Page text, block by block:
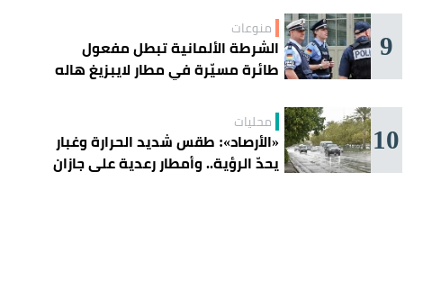
9 منوعات
الشرطة الألمانية تبطل مفعول
طائرة مسيّرة في مطار لايبزيغ هاله
10 محليات
«الأرصاد»: طقس شديد الحرارة وغبار
يحدّ الرؤية.. وأمطار رعدية على جازان